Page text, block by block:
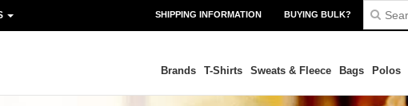
SHIPPING INFORMATION BUYING BULK?
Brands T-Shirts Sweats & Fleece Bags Polos